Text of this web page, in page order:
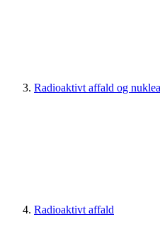
Radioaktivt affald og
Radioaktivt affald